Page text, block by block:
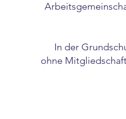
In der
ohne